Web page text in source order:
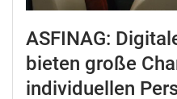
ASFINAG:
bieten große
individuellen